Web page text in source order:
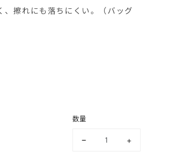
擦れにも落ちにくい。（バッグ
数量